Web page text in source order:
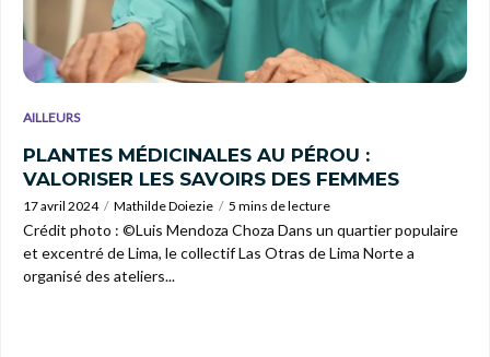
AILLEURS
PLANTES MÉDICINALES AU PÉROU :
VALORISER LES SAVOIRS DES FEMMES
17 avril 2024 Mathilde Doiezie 5 mins de lecture
Crédit photo : ©Luis Mendoza Choza Dans un quartier populaire
et excentré de Lima, le collectif Las Otras de Lima Norte a
organisé des ateliers...